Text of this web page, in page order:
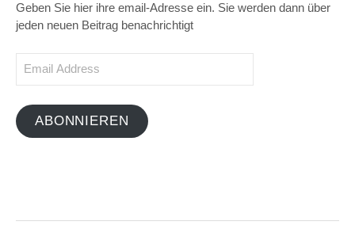
Geben Sie hier ihre email-Adresse ein. Sie werden dann über
jeden neuen Beitrag benachrichtigt
ABONNIEREN